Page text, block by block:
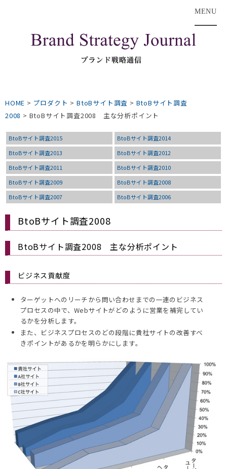
MENU
HOME > プロダクト >BtoBサイト調査 > BtoBサイト調査
2008 > BtoBサイト調査2008 主な分析ポイント
BtoBサイト調査2015
BtoBサイト調査2014
BtoBサイト調査2013
BtoBサイト調査2012
BtoBサイト調査2011
BtoBサイト調査2010
BtoBサイト調査2009
BtoBサイト調査2008
BtoBサイト調査2007
BtoBサイト調査2006
BtoBサイト調査2008
BtoBサイト調査2008 主な分析ポイント
ビジネス貢献度
ターゲットへのリーチから問い合わせまでの一連のビジネス
プロセスの中で、Webサイトがどのように営業を補完してい
るかを分析します。
また、ビジネスプロセスのどの段階に貴社サイトの改善すべ
きポイントがあるかを明らかにします。